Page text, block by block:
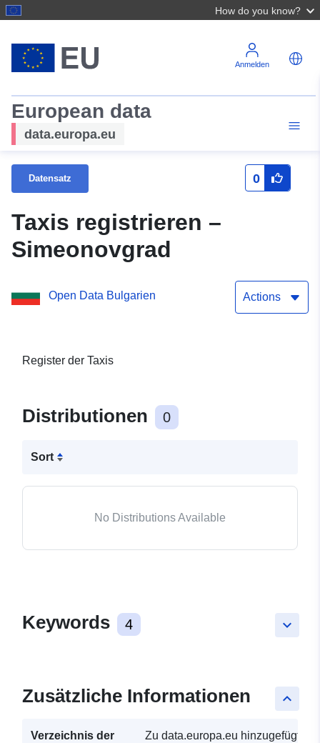
How do you know?
Anmelden
European data
data.europa.eu
Datensatz 0
Taxis registrieren –
Simeonovgrad
Open Data Bulgarien Actions
Register der Taxis
Distributionen 0
Sort
No Distributions Available
keyboard_arrow_down
Keywords 4
keyboard_arrow_up
Zusätzliche Informationen
Verzeichnis der
Zu data.europa.eu hinzugefügt: